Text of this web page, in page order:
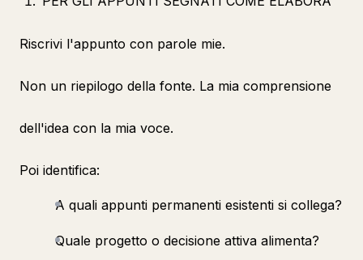
Riscrivi l'appunto con parole mie.
Non un riepilogo della fonte. La mia comprensione
dell'idea con la mia voce.
Poi identifica:
A quali appunti permanenti esistenti si collega?
Quale progetto o decisione attiva alimenta?